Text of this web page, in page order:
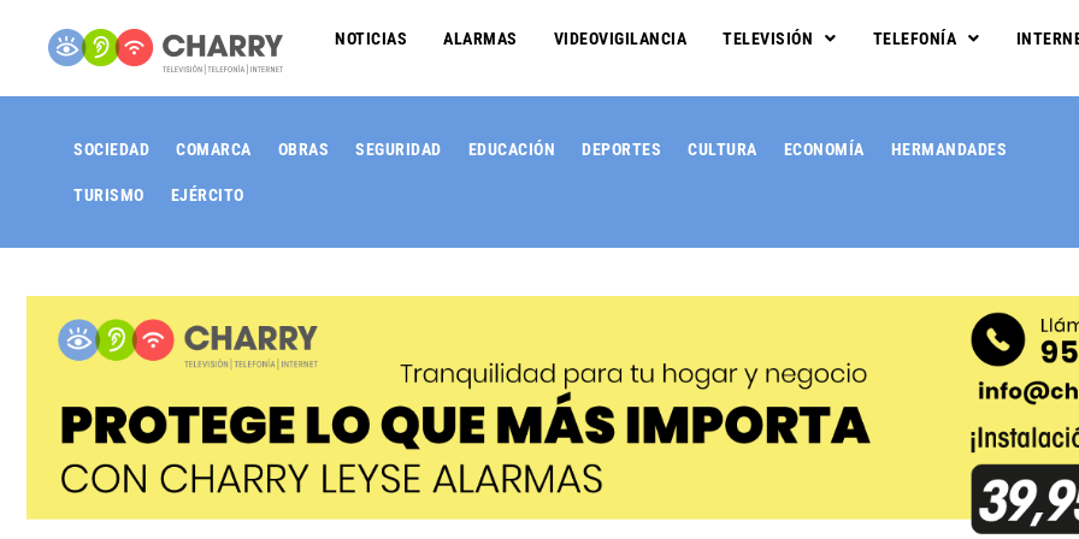
NOTICIAS ALARMAS VIDEOVIGILANCIA TELEVISIÓN TELEFONÍA
SOCIEDAD COMARCA OBRAS SEGURIDAD EDUCACIÓN DEPORTES CULTURA ECONOMÍA HERMANDADES
TURISMO EJÉRCITO